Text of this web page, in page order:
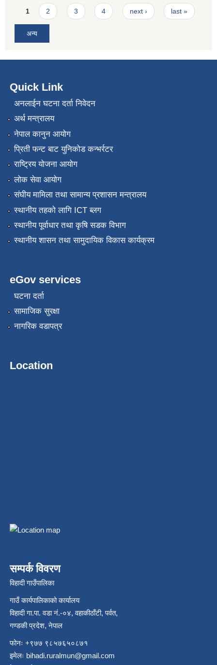
Pages
1 2 3 4 next › last »
अन्य
Quick Link
अनलाईन घटना दर्ता निवेदन
अर्थ मन्त्रालय
नेपाल कानुन आयोग
प्रिती फन्ट बाट युनिकोड कन्भर्रटर
राष्ट्रिय योजना आयोग
लोक सेवा आयोग
संघीय मामिला तथा सामान्य प्रशासन मन्त्रालय
स्थानीय तहको लागि ICT ब्लग
स्थानीय पूर्वाधार तथा कृषि सडक विभाग
स्थानीय शासन तथा सामुदायिक विकास कार्यक्रम
eGov services
घटना दर्ता
सामाजिक सुरक्षा
नागरिक वडापत्र
Location
सम्पर्क विवरण
विहादी गाउँपालिका
गाउँ कार्यपालिकाको कार्यालय
विहादी गा.पा. वडा नं.-०४, वहाकीठाँटी, पर्वत,
गण्डकी प्रदेश, नेपाल
फोनः +९७७ ९८५७६५०८७१
इमेलः bihadi.ruralmun@gmail.com